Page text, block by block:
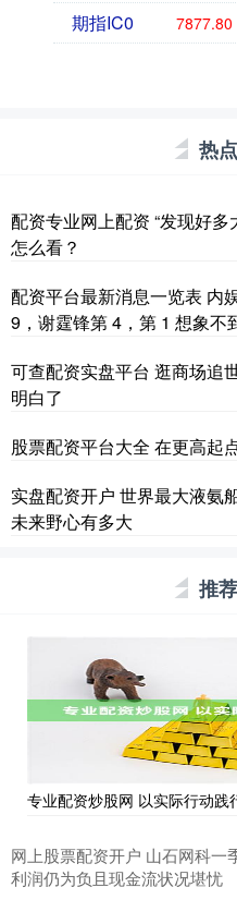
期指IC0 7877.80
热
配资专业网上配资 “发现好多
怎么看？
配资平台最新消息一览表 内
9，谢霆锋第 4，第 1 想象不
可查配资实盘平台 逛商场追
明白了
股票配资平台大全 在更高起
实盘配资开户 世界最大液氨
未来野心有多大
推
专业配资炒股网 以实际行动践
网上股票配资开户 山石网科一
利润仍为负且现金流状况堪忧